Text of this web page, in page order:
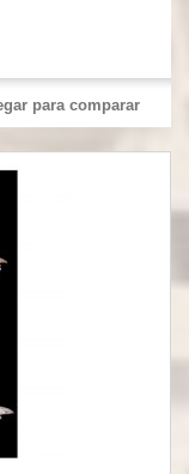
para comparar